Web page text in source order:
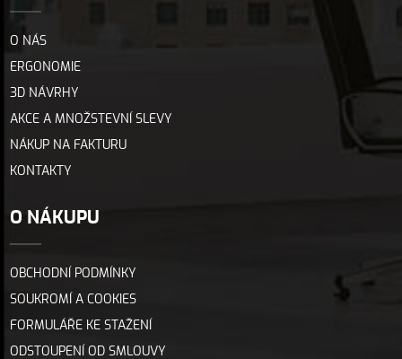
O NÁS
ERGONOMIE
3D NÁVRHY
AKCE A MNOŽSTEVNÍ SLEVY
NÁKUP NA FAKTURU
KONTAKTY
O NÁKUPU
OBCHODNÍ PODMÍNKY
SOUKROMÍ A COOKIES
FORMULÁŘE KE STAŽENÍ
ODSTOUPENÍ OD SMLOUVY